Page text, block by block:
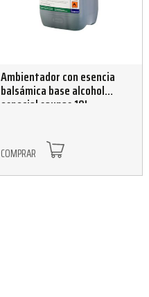
Ambientador con esencia
balsámica base alcohol
especial saunas 10L
COMPRAR